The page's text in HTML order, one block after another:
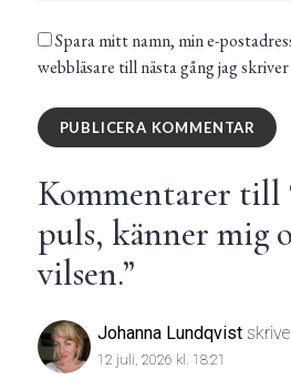
Spara mitt namn, min e-
webbläsare till nästa gång jag
Kommentarer till
puls, känner mig
vilsen.”
Johanna Lundqvist
12 juli, 2026 kl. 18:21